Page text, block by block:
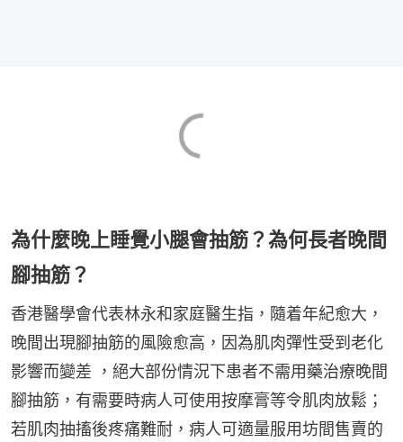
為什麼晚上睡覺小腿會抽筋？為何長者晚間
腳抽筋？
香港醫學會代表林永和家庭醫生指，隨着年紀愈大，
晚間出現腳抽筋的風險愈高，因為肌肉彈性受到老化
影響而變差 ，絕大部份情況下患者不需用藥治療晚間
腳抽筋，有需要時病人可使用按摩膏等令肌肉放鬆；
若肌肉抽搐後疼痛難耐，病人可適量服用坊間售賣的